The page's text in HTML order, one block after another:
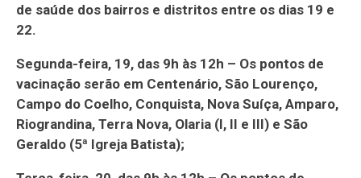
de saúde dos bairros e distritos entre os dias 19 e
22.
Segunda-feira, 19, das 9h às 12h – Os pontos de
vacinação serão em Centenário, São Lourenço,
Campo do Coelho, Conquista, Nova Suíça, Amparo,
Riograndina, Terra Nova, Olaria (I, II e III) e São
Geraldo (5ª Igreja Batista);